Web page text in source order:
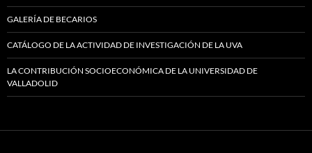
GALERÍA DE BECARIOS
CATÁLOGO DE LA ACTIVIDAD DE INVESTIGACIÓN DE LA UVA
LA CONTRIBUCIÓN SOCIOECONÓMICA DE LA UNIVERSIDAD DE
VALLADOLID